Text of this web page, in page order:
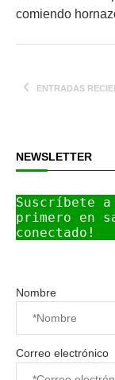
comiendo
ENTRADAS
NEWSLETTER
Suscríbete a
primero en
conectado!
Nombre
Correo electrónico